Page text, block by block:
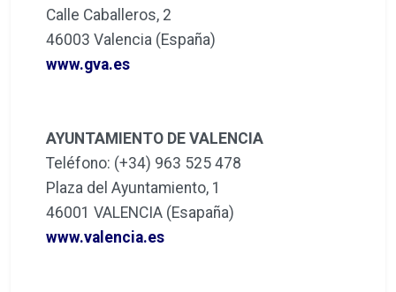
Calle Caballeros, 2
46003 Valencia (España)
www.gva.es
AYUNTAMIENTO DE VALENCIA
Teléfono: (+34) 963 525 478
Plaza del Ayuntamiento, 1
46001 VALENCIA (Esapaña)
www.valencia.es